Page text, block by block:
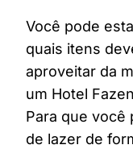
Você pode
quais itens
aproveitar da
um Hotel
Para que você
de lazer de